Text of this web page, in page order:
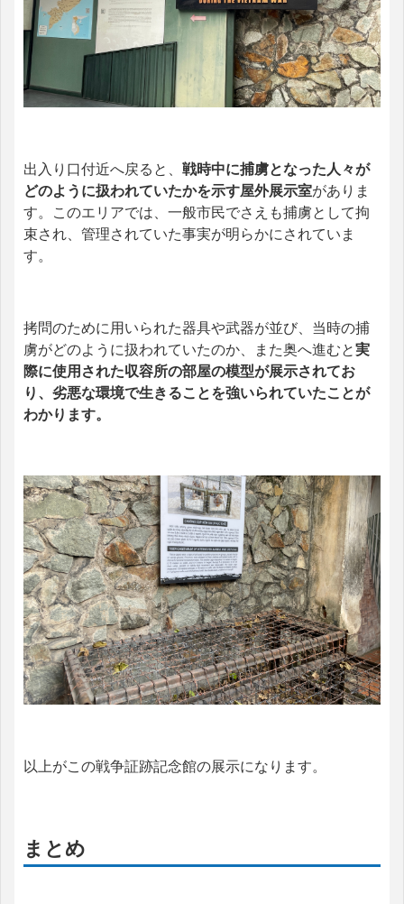
出入り口付近へ戻ると、 戦時中に捕虜となった人々が
どのように扱われていたかを示す屋外展示室がありま
す。このエリアでは、一般市民でさえも捕虜として拘
束され、管理されていた事実が明らかにされていま
す。
拷問のために用いられた器具や武器が並び、当時の捕
虜がどのように扱われていたのか、また奥へ進むと実
際に使用された収容所の部屋の模型が展示されてお
り、劣悪な環境で生きることを強いられていたことが
わかります。
以上がこの戦争証跡記念館の展示になります。
まとめ